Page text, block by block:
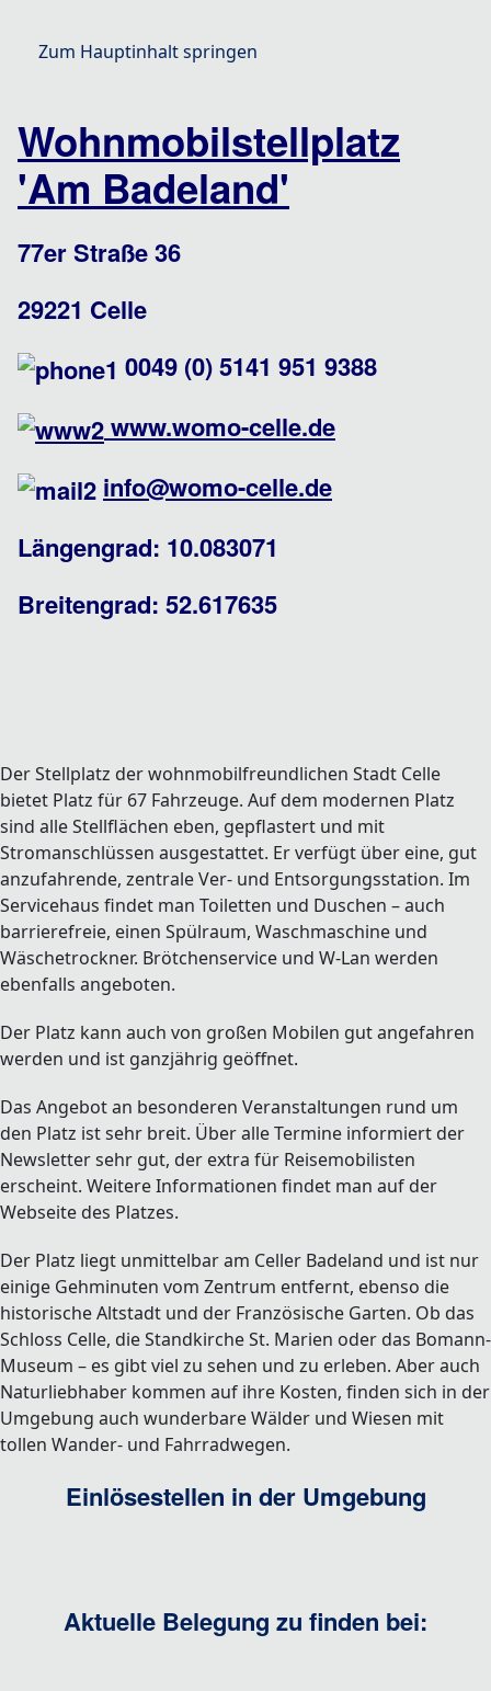
Zum Hauptinhalt springen
Wohnmobilstellplatz
'Am Badeland'
77er Straße 36
29221 Celle
0049 (0) 5141 951 9388
www.womo-celle.de
info@womo-celle.de
Längengrad: 10.083071
Breitengrad: 52.617635
Der Stellplatz der wohnmobilfreundlichen Stadt Celle
bietet Platz für 67 Fahrzeuge. Auf dem modernen Platz
sind alle Stellflächen eben, gepflastert und mit
Stromanschlüssen ausgestattet. Er verfügt über eine, gut
anzufahrende, zentrale Ver- und Entsorgungsstation. Im
Servicehaus findet man Toiletten und Duschen – auch
barrierefreie, einen Spülraum, Waschmaschine und
Wäschetrockner. Brötchenservice und W-Lan werden
ebenfalls angeboten.
Der Platz kann auch von großen Mobilen gut angefahren
werden und ist ganzjährig geöffnet.
Das Angebot an besonderen Veranstaltungen rund um
den Platz ist sehr breit. Über alle Termine informiert der
Newsletter sehr gut, der extra für Reisemobilisten
erscheint. Weitere Informationen findet man auf der
Webseite des Platzes.
Der Platz liegt unmittelbar am Celler Badeland und ist nur
einige Gehminuten vom Zentrum entfernt, ebenso die
historische Altstadt und der Französische Garten. Ob das
Schloss Celle, die Standkirche St. Marien oder das Bomann-
Museum – es gibt viel zu sehen und zu erleben. Aber auch
Naturliebhaber kommen auf ihre Kosten, finden sich in der
Umgebung auch wunderbare Wälder und Wiesen mit
tollen Wander- und Fahrradwegen.
Einlösestellen in der Umgebung
Aktuelle Belegung zu finden bei: